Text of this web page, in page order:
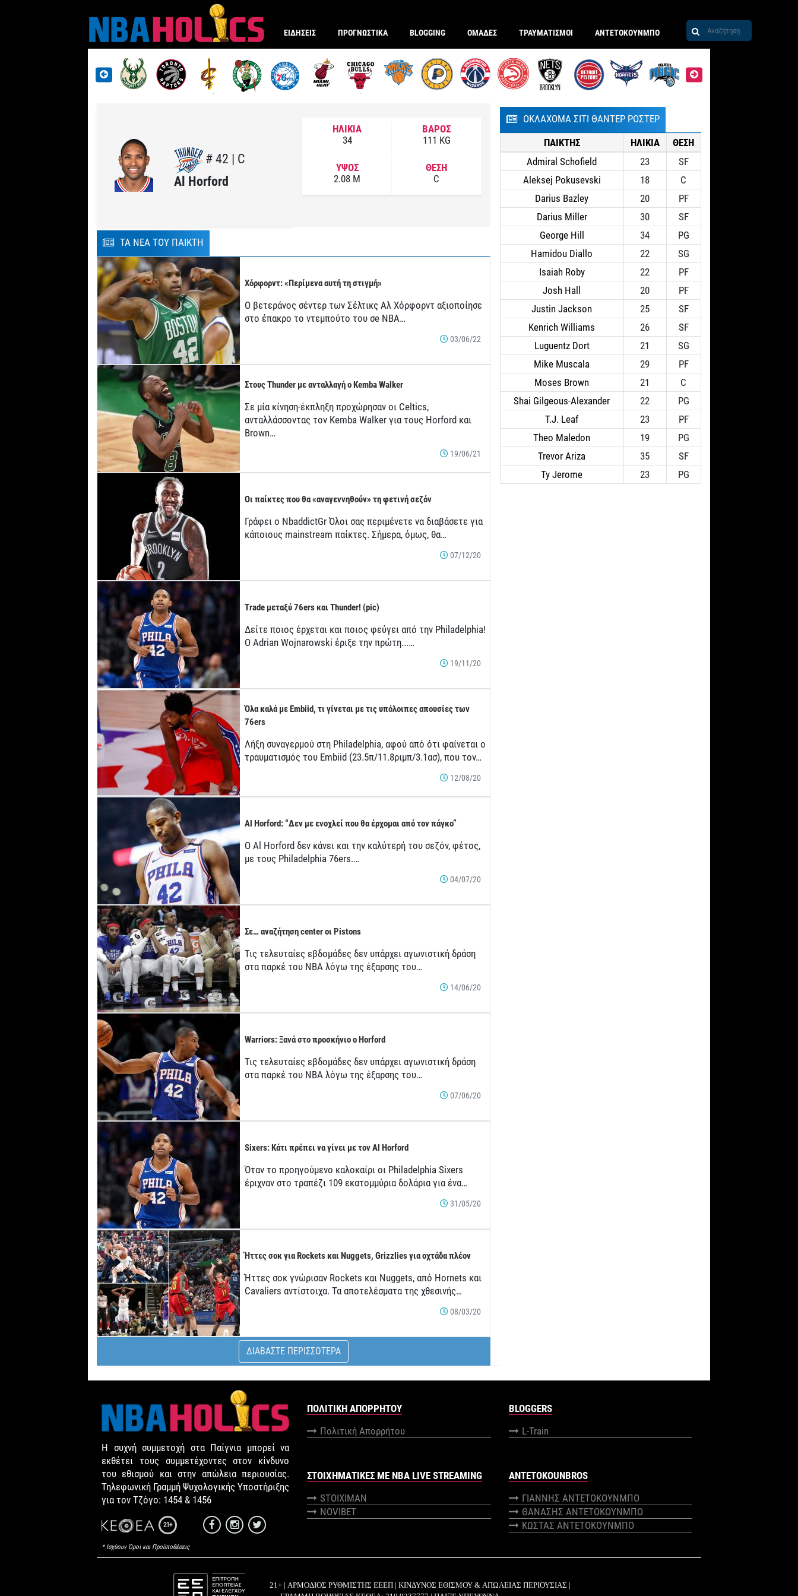
ΕΙΔΗΣΕΙΣ ΠΡΟΓΝΩΣΤΙΚΑ BLOGGING ΟΜΑΔΕΣ ΤΡΑΥΜΑΤΙΣΜΟΙ ΑΝΤΕΤΟΚΟΥΝΜΠΟ
# 42 | C
Al Horford
ΗΛΙΚΙΑ
34
ΒΑΡΟΣ
111 KG
ΥΨΟΣ
2.08 M
ΘΕΣΗ
C
ΤΑ ΝΕΑ ΤΟΥ ΠΑΙΚΤΗ
Χόρφορντ: «Περίμενα αυτή τη στιγμή»
Ο βετεράνος σέντερ των Σέλτικς Αλ Χόρφορντ αξιοποίησε
στο έπακρο το ντεμπούτο του σe ΝΒΑ…
03/06/22
Στους Thunder με ανταλλαγή ο Kemba Walker
Σε μία κίνηση-έκπληξη προχώρησαν οι Celtics,
ανταλλάσσοντας τον Kemba Walker για τους Horford και
Brown…
19/06/21
Οι παίκτες που θα «αναγεννηθούν» τη φετινή σεζόν
Γράφει ο NbaddictGr Όλοι σας περιμένετε να διαβάσετε για
κάποιους mainstream παίκτες. Σήμερα, όμως, θα…
07/12/20
Trade μεταξύ 76ers και Thunder! (pic)
Δείτε ποιος έρχεται και ποιος φεύγει από την Philadelphia!
Ο Adrian Wojnarowski έριξε την πρώτη...…
19/11/20
Όλα καλά με Embiid, τι γίνεται με τις υπόλοιπες απουσίες των
76ers
Λήξη συναγερμού στη Philadelphia, αφού από ότι φαίνεται ο
τραυματισμός του Embiid (23.5π/11.8ριμπ/3.1ασ), που τον…
12/08/20
Al Horford: “Δεν με ενοχλεί που θα έρχομαι από τον πάγκο”
O Al Horford δεν κάνει και την καλύτερή του σεζόν, φέτος,
με τους Philadelphia 76ers.…
04/07/20
Σε… αναζήτηση center οι Pistons
Τις τελευταίες εβδομάδες δεν υπάρχει αγωνιστική δράση
στα παρκέ του ΝΒΑ λόγω της έξαρσης του…
14/06/20
Warriors: Ξανά στο προσκήνιο ο Horford
Τις τελευταίες εβδομάδες δεν υπάρχει αγωνιστική δράση
στα παρκέ του ΝΒΑ λόγω της έξαρσης του…
07/06/20
Sixers: Κάτι πρέπει να γίνει με τον Al Horford
Όταν το προηγούμενο καλοκαίρι οι Philadelphia Sixers
έριχναν στο τραπέζι 109 εκατομμύρια δολάρια για ένα…
31/05/20
Ήττες σοκ για Rockets και Nuggets, Grizzlies για οχτάδα πλέον
Ήττες σοκ γνώρισαν Rockets και Nuggets, από Hornets και
Cavaliers αντίστοιχα. Τα αποτελέσματα της χθεσινής…
08/03/20
ΔΙΑΒΑΣΤΕ ΠΕΡΙΣΣΟΤΕΡΑ
ΟΚΛΑΧΟΜΑ ΣΙΤΙ ΘΑΝΤΕΡ ΡΟΣΤΕΡ
ΠΑΙΚΤΗΣ
ΗΛΙΚΙΑ
ΘΕΣΗ
Admiral Schofield
23
SF
Aleksej Pokusevski
18
C
Darius Bazley
20
PF
Darius Miller
30
SF
George Hill
34
PG
Hamidou Diallo
22
SG
Isaiah Roby
22
PF
Josh Hall
20
PF
Justin Jackson
25
SF
Kenrich Williams
26
SF
Luguentz Dort
21
SG
Mike Muscala
29
PF
Moses Brown
21
C
Shai Gilgeous-Alexander
22
PG
T.J. Leaf
23
PF
Theo Maledon
19
PG
Trevor Ariza
35
SF
Ty Jerome
23 PG
Η συχνή συμμετοχή στα Παίγνια μπορεί να
εκθέτει τους συμμετέχοντες στον κίνδυνο
του εθισμού και στην απώλεια περιουσίας.
Τηλεφωνική Γραμμή Ψυχολογικής Υποστήριξης
για τον Τζόγο: 1454 & 1456
21+
* Ισχύουν Όροι και Προϋποθέσεις
ΠΟΛΙΤΙΚΉ ΑΠΟΡΡΉΤΟΥ
Πολιτική Απορρήτου
BLOGGERS
L-Train
ΣΤΟΙΧΗΜΑΤΙΚΕΣ ΜΕ NBA LIVE STREAMING
STOIXIMAN
NOVIBET
ANTETOKOUNBROS
ΓΙΑΝΝΗΣ ΑΝΤΕΤΟΚΟΥΝΜΠΟ
ΘΑΝΑΣΗΣ ΑΝΤΕΤΟΚΟΥΝΜΠΟ
ΚΩΣΤΑΣ ΑΝΤΕΤΟΚΟΥΝΜΠΟ